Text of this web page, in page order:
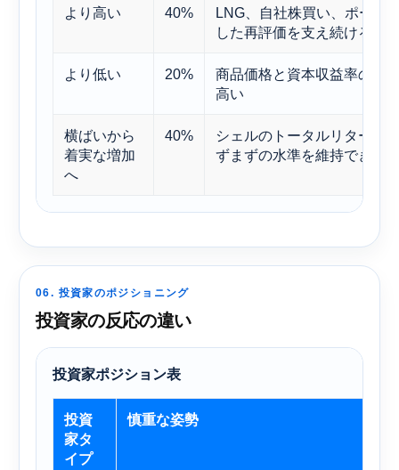
より高い 40%
LNG、自社株買い、ポート
した再評価を支え続ける場
より低い 20%
商品価格と資本収益率の両
高い
横ばいから
着実な増加
へ
40%
シェルのトータルリターン
ずまずの水準を維持できる
06. 投資家のポジショニング
投資家の反応の違い
投資家ポジション表
投資
家タ
イプ
慎重な姿勢